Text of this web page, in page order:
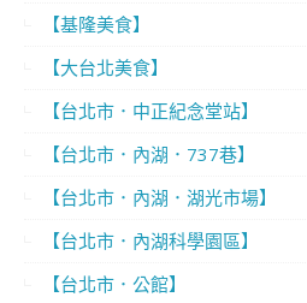
【基隆美食】
【大台北美食】
【台北市．中正紀念堂站】
【台北市．內湖．737巷】
【台北市．內湖．湖光市場】
【台北市．內湖科學園區】
【台北市．公館】